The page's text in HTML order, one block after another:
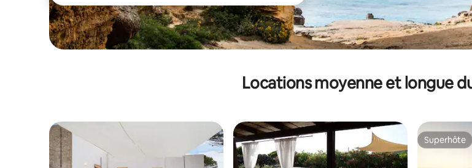
Locations moyenne et longue
Superhôte
Superhôte